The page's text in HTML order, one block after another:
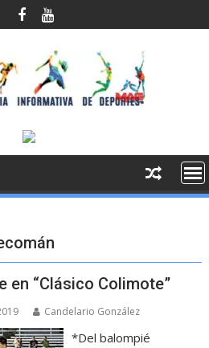
en “Clásico Colimote”
Candelario González
*Del balompié